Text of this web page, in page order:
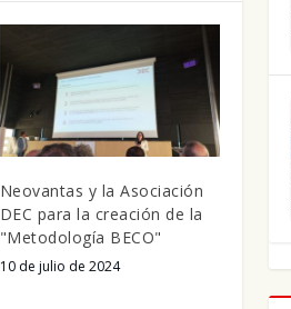
Neovantas y la Asociación
DEC para la creación de la
"Metodología BECO"
10 de julio de 2024